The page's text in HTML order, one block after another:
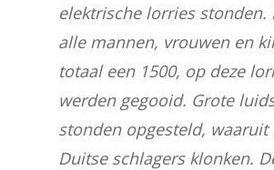
elektrische lorries stonden.
alle mannen, vrouwen en
totaal een 1500, op deze
werden gegooid. Grote
stonden opgesteld, waaruit
Duitse schlagers klonken.